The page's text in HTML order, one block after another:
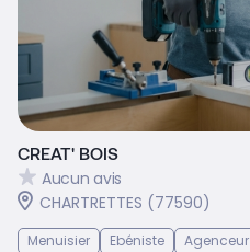
CREAT' BOIS
Aucun avis
CHARTRETTES (77590)
Menuisier Ebéniste Agenceur